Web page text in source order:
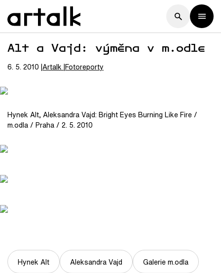
Alt a Vajd: výměna v m.odle
6. 5. 2010 Artalk Fotoreporty
Hynek Alt, Aleksandra Vajd: Bright Eyes Burning Like Fire /
m.odla / Praha / 2. 5. 2010
Hynek Alt Aleksandra Vajd Galerie m.odla